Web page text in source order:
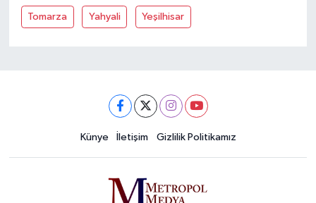
Tomarza Yahyali Yeşilhisar
Künye İletişim Gizlilik Politikamız